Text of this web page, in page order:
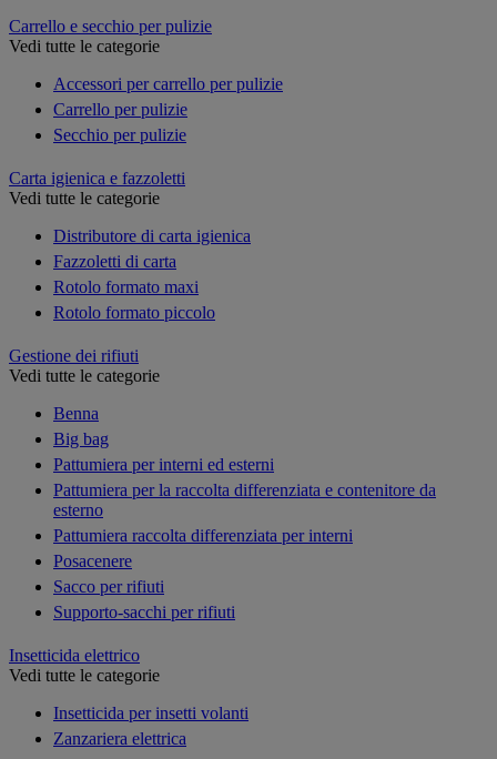
Carrello e secchio per pulizie
Vedi tutte le categorie
Accessori per carrello per pulizie
Carrello per pulizie
Secchio per pulizie
Carta igienica e fazzoletti
Vedi tutte le categorie
Distributore di carta igienica
Fazzoletti di carta
Rotolo formato maxi
Rotolo formato piccolo
Gestione dei rifiuti
Vedi tutte le categorie
Benna
Big bag
Pattumiera per interni ed esterni
Pattumiera per la raccolta differenziata e contenitore da
esterno
Pattumiera raccolta differenziata per interni
Posacenere
Sacco per rifiuti
Supporto-sacchi per rifiuti
Insetticida elettrico
Vedi tutte le categorie
Insetticida per insetti volanti
Zanzariera elettrica